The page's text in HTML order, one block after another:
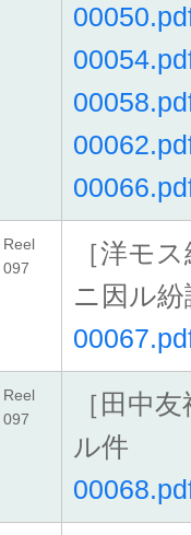
Reel
097
［洋モ
ニ因ル
Reel
097
［田中
ル件